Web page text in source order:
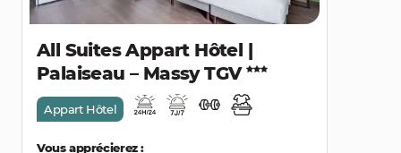
All Suites Appart Hôtel |
Palaiseau – Massy TGV
Appart Hôtel
Vous apprécierez :